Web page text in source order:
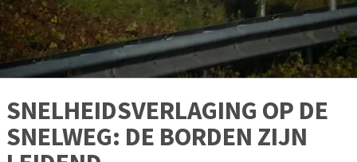
SNELHEIDSVERLAGING OP DE
SNELWEG: DE BORDEN ZIJN